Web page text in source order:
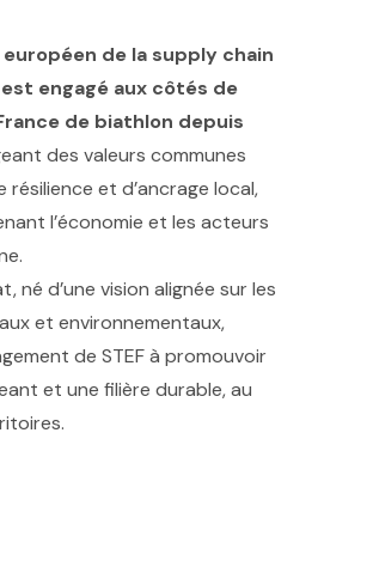
européen de la supply chain
engagé aux côtés de
de biathlon depuis
des valeurs communes
résilience et d’ancrage local,
l’économie et les acteurs
né d’une vision alignée sur les
et environnementaux,
de STEF à promouvoir
et une filière durable, au